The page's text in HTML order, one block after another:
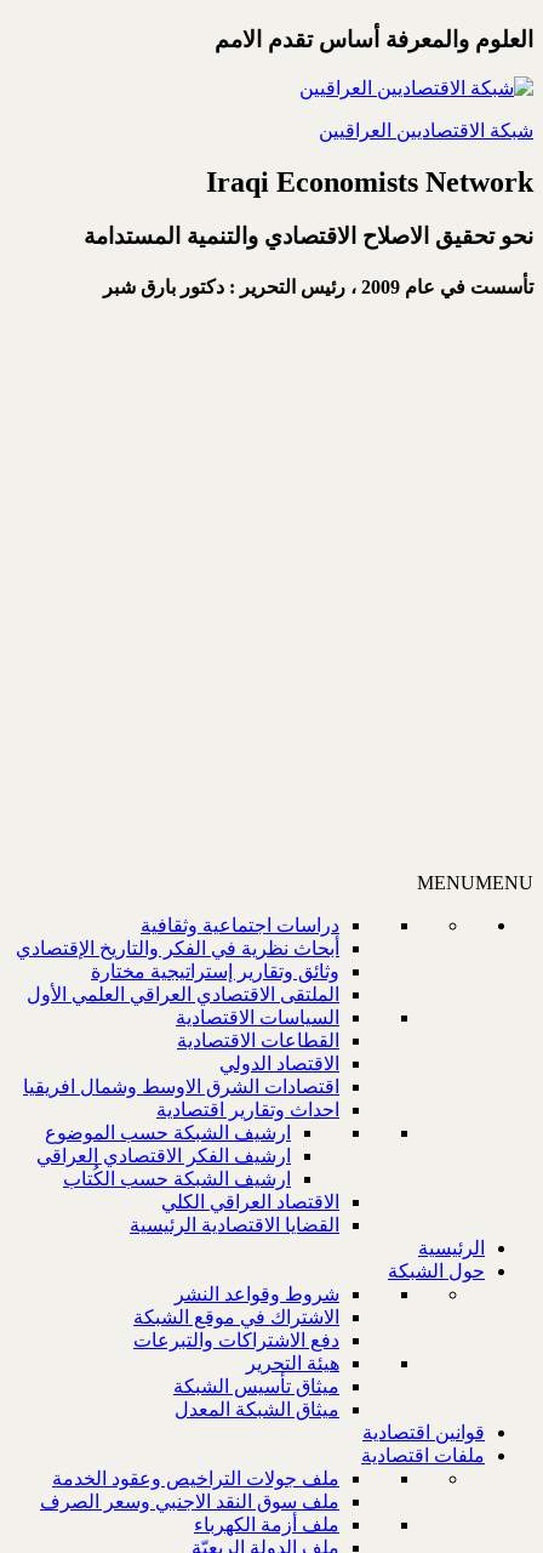
العلوم والمعرفة أساس تقدم الامم
شبكة الاقتصاديين العراقيين
Iraqi Economists Network
نحو تحقيق الاصلاح الاقتصادي والتنمية المستدامة
تأسست في عام 2009 ، رئيس التحرير : دكتور بارق شبر
MENUMENU
دراسات اجتماعية وثقافية
أبحاث نظرية في الفكر والتاريخ الإقتصادي
وثائق وتقارير إستراتيجية مختارة
الملتقى الاقتصادي العراقي العلمي الأول
السياسات الاقتصادية
القطاعات الاقتصادية
الاقتصاد الدولي
اقتصادات الشرق الاوسط وشمال افريقيا
احداث وتقارير اقتصادية
ارشيف الشبكة حسب الموضوع
ارشيف الفكر الاقتصادي العراقي
ارشيف الشبكة حسب الكُتاب
الاقتصاد العراقي الكلي
القضايا الاقتصادية الرئيسية
الرئيسية
حول الشبكة
شروط وقواعد النشر
الاشتراك في موقع الشبكة
دفع الاشتراكات والتبرعات
هيئة التحرير
ميثاق تأسيس الشبكة
ميثاق الشبكة المعدل
قوانين اقتصادية
ملفات اقتصادية
ملف جولات التراخيص وعقود الخدمة
ملف سوق النقد الاجنبي وسعر الصرف
ملف أزمة الكهرباء
ملف الدولة الريعيّة